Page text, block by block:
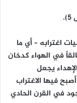
اغترابه – أي ما
في الهواء كدخان
يجعل
فيها الاغتراب
في القرن الحادي